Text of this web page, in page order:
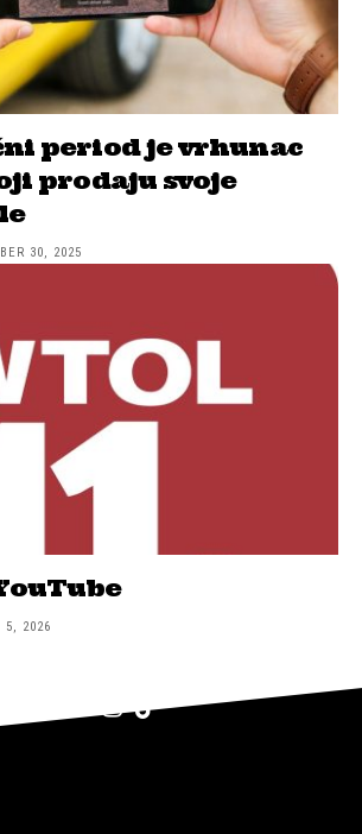
period je vrhunac
prodaju svoje
30, 2025
5, 2026